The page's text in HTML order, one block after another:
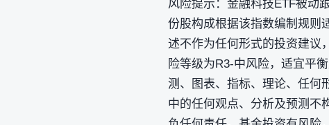
风险提示：金融科技ETF被动
份股构成根据该指数编制规则
述不作为任何形式的投资建议
险等级为R3-中风险，适宜平
测、图表、指标、理论、任何
中的任何观点、分析及预测不